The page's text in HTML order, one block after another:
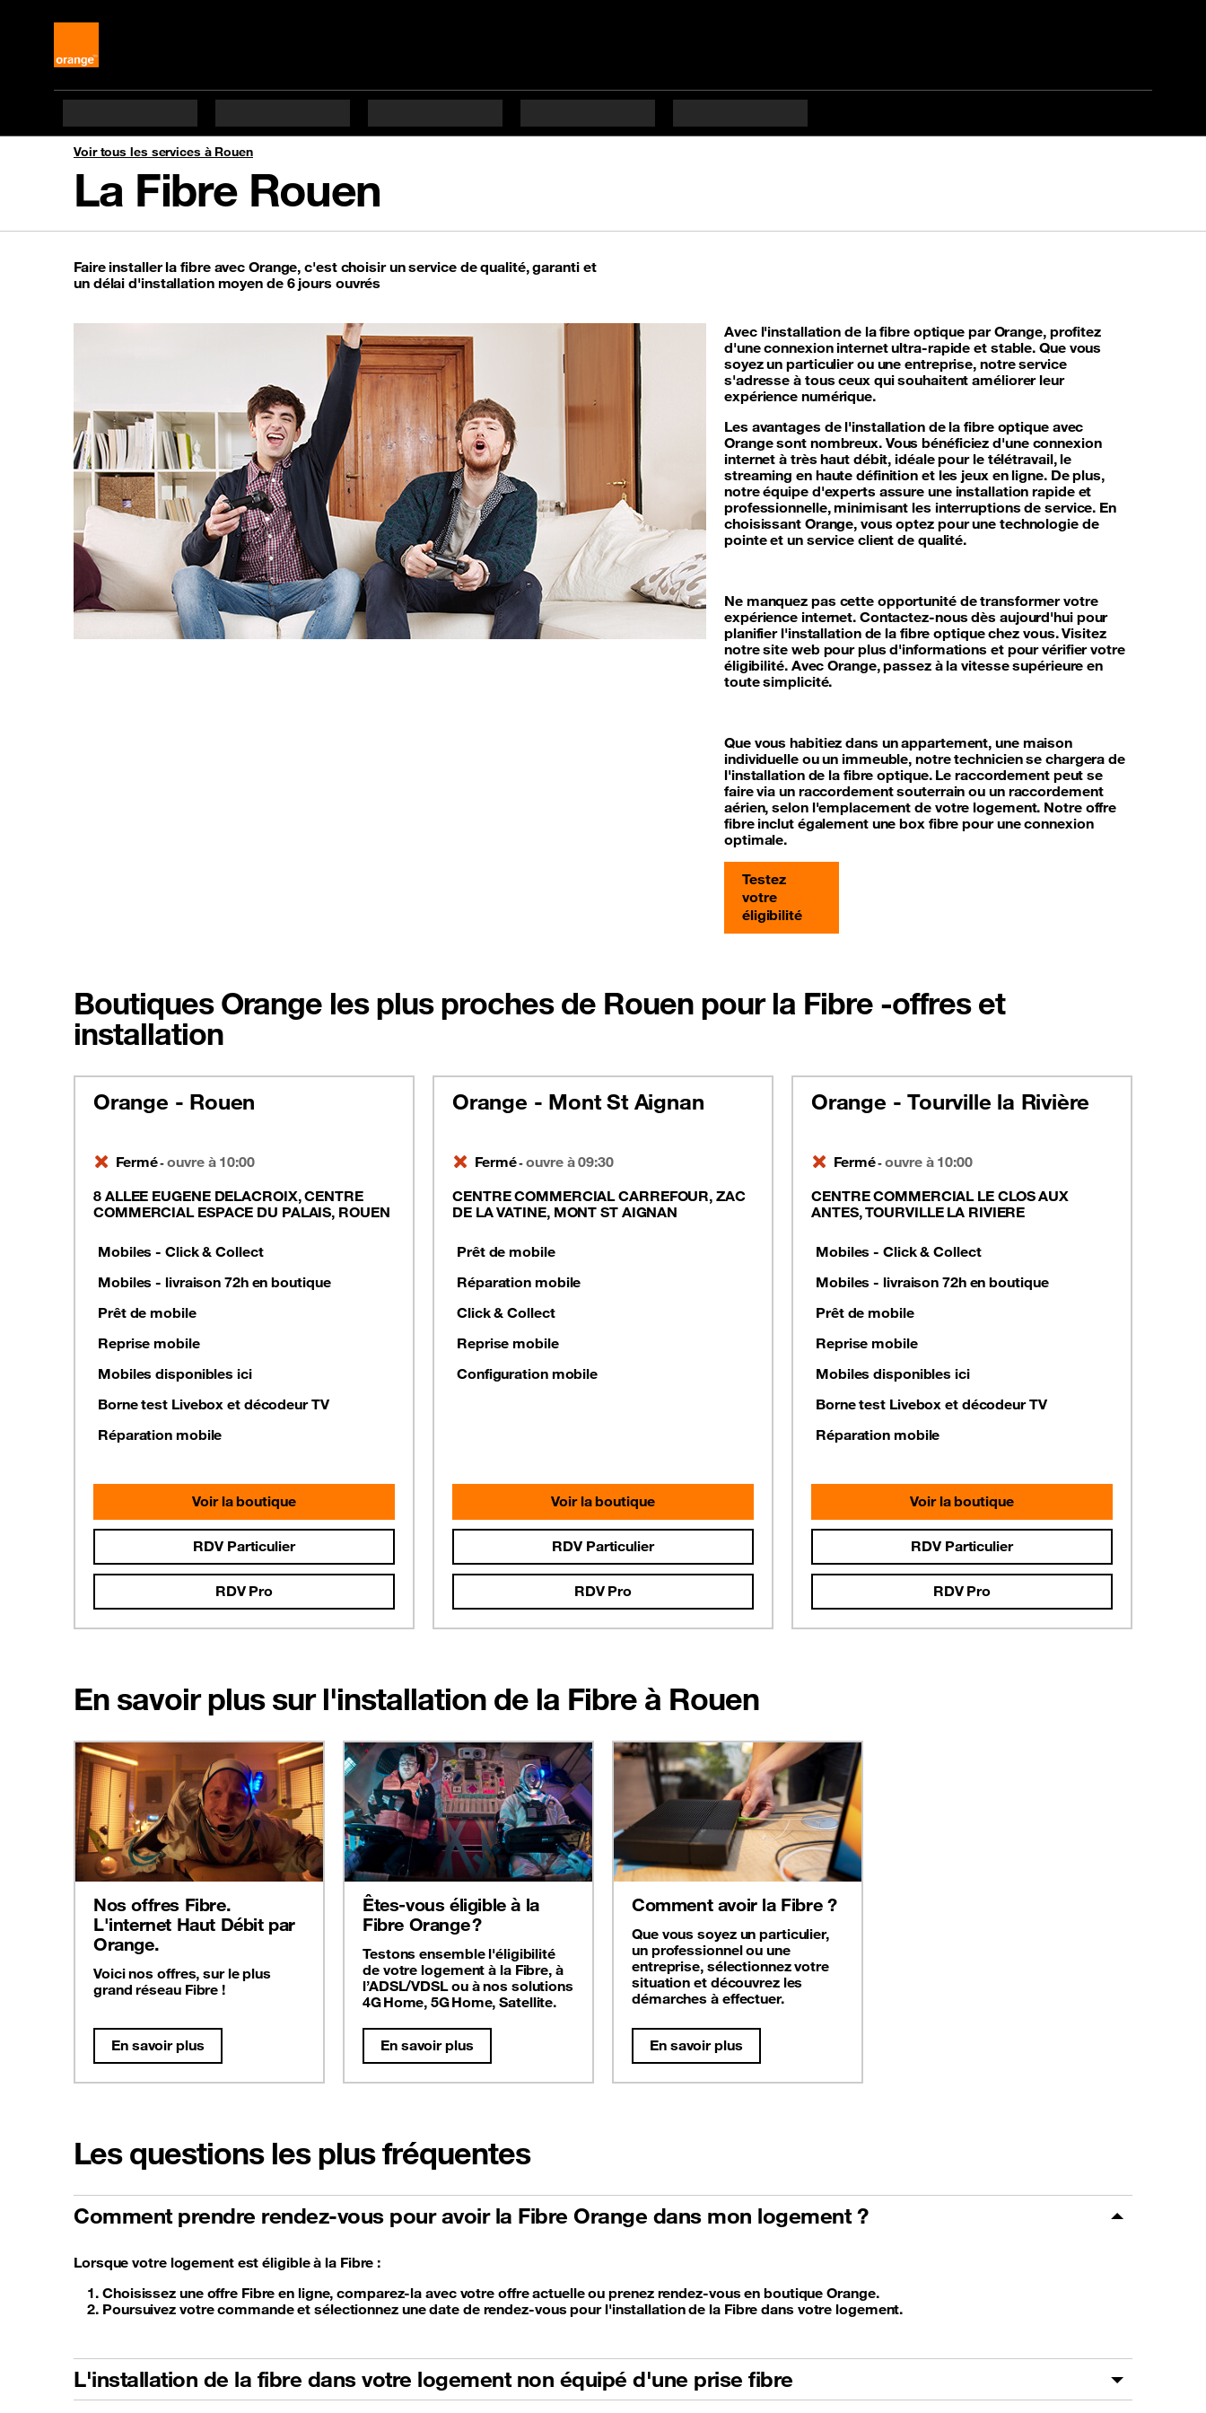
Voir tous les services à Rouen
La Fibre Rouen
Faire installer la fibre avec Orange, c'est choisir un service de qualité, garanti et
un délai d'installation moyen de 6 jours ouvrés
Avec l'installation de la fibre optique par Orange, profitez
d'une connexion internet ultra-rapide et stable. Que vous
soyez un particulier ou une entreprise, notre service
s'adresse à tous ceux qui souhaitent améliorer leur
expérience numérique.
Les avantages de l'installation de la fibre optique avec
Orange sont nombreux. Vous bénéficiez d'une connexion
internet à très haut débit, idéale pour le télétravail, le
streaming en haute définition et les jeux en ligne. De plus,
notre équipe d'experts assure une installation rapide et
professionnelle, minimisant les interruptions de service. En
choisissant Orange, vous optez pour une technologie de
pointe et un service client de qualité.
Ne manquez pas cette opportunité de transformer votre
expérience internet. Contactez-nous dès aujourd'hui pour
planifier l'installation de la fibre optique chez vous. Visitez
notre site web pour plus d'informations et pour vérifier votre
éligibilité. Avec Orange, passez à la vitesse supérieure en
toute simplicité.
Que vous habitiez dans un appartement, une maison
individuelle ou un immeuble, notre technicien se chargera de
l'installation de la fibre optique. Le raccordement peut se
faire via un raccordement souterrain ou un raccordement
aérien, selon l'emplacement de votre logement. Notre offre
fibre inclut également une box fibre pour une connexion
optimale.
Testez
votre
éligibilité
Boutiques Orange les plus proches de Rouen pour la Fibre -offres et
installation
Orange - Rouen
Fermé-ouvre à 10:00
8 ALLEE EUGENE DELACROIX, CENTRE
COMMERCIAL ESPACE DU PALAIS, ROUEN
Mobiles - Click & Collect
Mobiles - livraison 72h en boutique
Prêt de mobile
Reprise mobile
Mobiles disponibles ici
Borne test Livebox et décodeur TV
Réparation mobile
Voir la boutique
RDV Particulier
RDV Pro
Orange - Mont St Aignan
Fermé-ouvre à 09:30
CENTRE COMMERCIAL CARREFOUR, ZAC
DE LA VATINE, MONT ST AIGNAN
Prêt de mobile
Réparation mobile
Click & Collect
Reprise mobile
Configuration mobile
Voir la boutique
RDV Particulier
RDV Pro
Orange - Tourville la Rivière
Fermé-ouvre à 10:00
CENTRE COMMERCIAL LE CLOS AUX
ANTES, TOURVILLE LA RIVIERE
Mobiles - Click & Collect
Mobiles - livraison 72h en boutique
Prêt de mobile
Reprise mobile
Mobiles disponibles ici
Borne test Livebox et décodeur TV
Réparation mobile
Voir la boutique
RDV Particulier
RDV Pro
En savoir plus sur l'installation de la Fibre à Rouen
Nos offres Fibre.
L'internet Haut Débit par
Orange.
Voici nos offres, sur le plus
grand réseau Fibre !
En savoir plus
Êtes-vous éligible à la
Fibre Orange ?
Testons ensemble l'éligibilité
de votre logement à la Fibre, à
l’ADSL/VDSL ou à nos solutions
4G Home, 5G Home, Satellite.
En savoir plus
Comment avoir la Fibre ?
Que vous soyez un particulier,
un professionnel ou une
entreprise, sélectionnez votre
situation et découvrez les
démarches à effectuer.
En savoir plus
Les questions les plus fréquentes
Comment prendre rendez-vous pour avoir la Fibre Orange dans mon logement ?
Lorsque votre logement est éligible à la Fibre :
Choisissez une offre Fibre en ligne, comparez-la avec votre offre actuelle ou prenez rendez-vous en boutique Orange.
Poursuivez votre commande et sélectionnez une date de rendez-vous pour l'installation de la Fibre dans votre logement.
L'installation de la fibre dans votre logement non équipé d'une prise fibre